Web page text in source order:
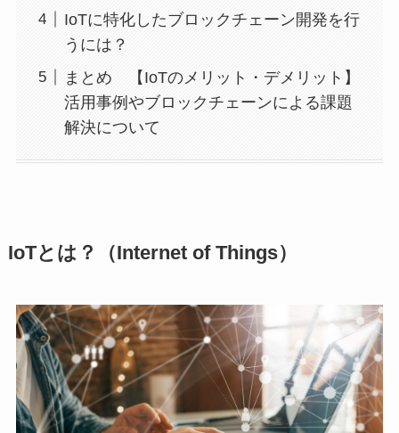
IoTに特化したブロックチェーン開発を行
うには？
まとめ 【IoTのメリット・デメリット】
活用事例やブロックチェーンによる課題
解決について
IoTとは？（Internet of Things）